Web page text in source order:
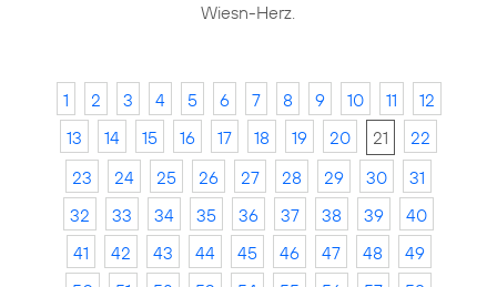
Wiesn-Herz.
1 2 3 4 5 6 7 8 9 10 11
12
13
14 15 16 17 18 19 20 21
22
23
24 25 26 27 28 29 30
31
32
33 34 35 36 37 38 39
40
41
42 43 44 45 46 47 48
49